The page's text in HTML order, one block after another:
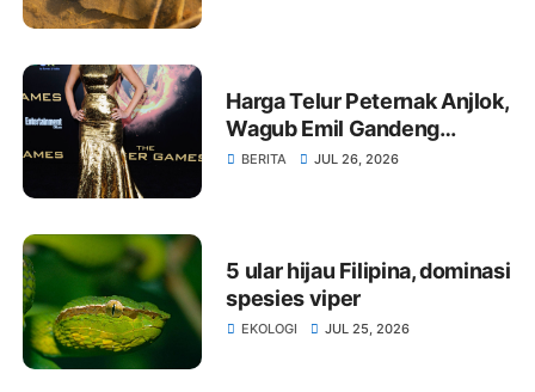
Harga Telur Peternak Anjlok,
Wagub Emil Gandeng
Satgas Pangan Cari Solusi 3
BERITA JUL 26, 2026
5 ular hijau Filipina, dominasi
spesies viper
EKOLOGI JUL 25, 2026